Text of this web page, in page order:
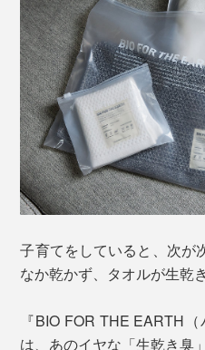
子育てをしていると、次が
なか乾かず、タオルが生乾
『BIO FOR THE EARTH
は、あのイヤな「生乾き臭